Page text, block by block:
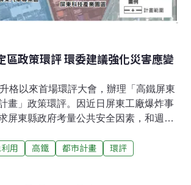
區政策環評 環委建議強化災害應變
格以來首場環評大會，辦理「高鐵屏東
畫」政策環評。因近日屏東工廠爆炸事
屏東縣政府考量公共安全因素，和週邊
都是工業區，應評估土地設置合理性。
用 高鐵 都市計畫 環評